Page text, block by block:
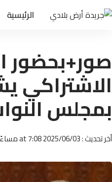
الرئيسية
صور+بحضور
الاشتراكي
بمجلس
أخر تحديث : 2025/06/03 at 7:08 مساءً